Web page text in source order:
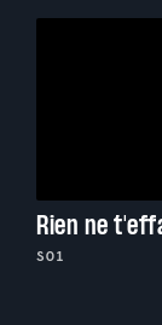
Rien ne
S01